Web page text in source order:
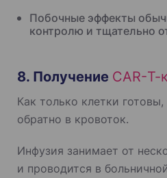
Побочные эффекты
контролю и тщательно
8. Получение CAR-Т-
Как только клетки
обратно в кровоток.
Инфузия занимает от
и проводится в